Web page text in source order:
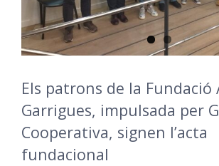
Els patrons de la Fundació
Garrigues, impulsada per
Cooperativa, signen l’acta
fundacional